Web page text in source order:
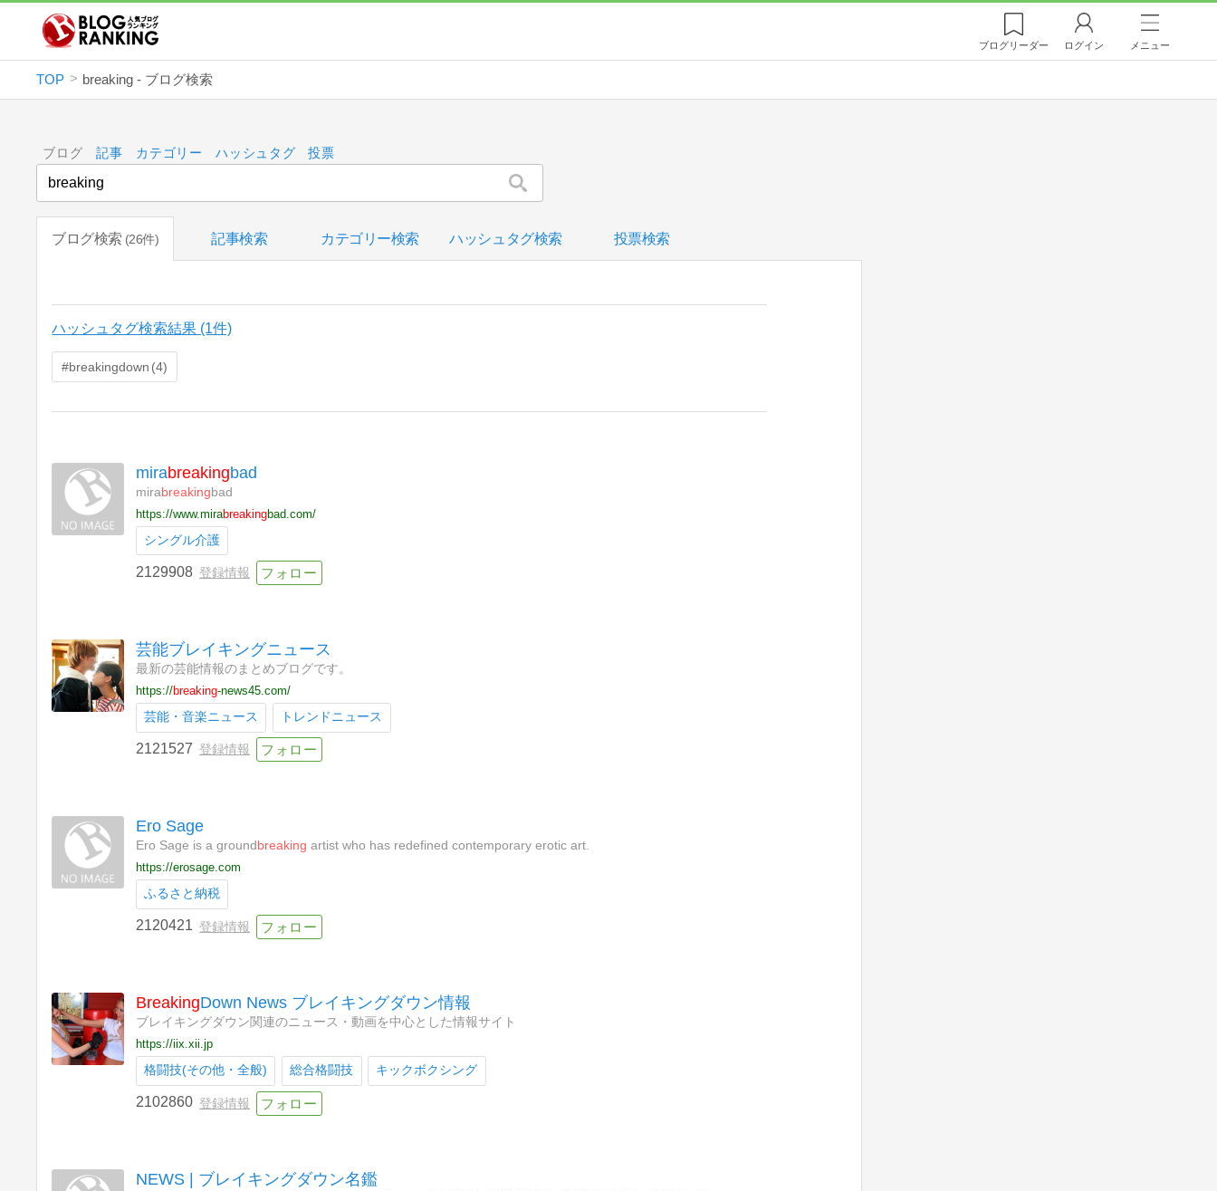
ブログリーダー ログイン メニュー
TOP breaking - ブログ検索
ブログ 記事 カテゴリー ハッシュタグ 投票
ブログ検索 26件 記事検索 カテゴリー検索 ハッシュタグ検索 投票検索
ハッシュタグ検索結果 (1件)
breakingdown 4
mirabreakingbad
mirabreaking bad
https://www.mirabreakingbad.com/
シングル介護
2129908 登録情報
芸能ブレイキングニュース
最新の芸能情報のまとめブログです。
https://breaking-news45.com/
芸能・音楽ニュース
トレンドニュース
2121527 登録情報
Ero Sage
Ero Sage is a ground breaking artist who has redefined contemporary erotic art.
https://erosage.com
ふるさと納税
2120421 登録情報
BreakingDown News ブレイキングダウン情報
ブレイキングダウン関連のニュース・動画を中心とした情報サイト
https://iix.xii.jp
格闘技(その他・全般)
総合格闘技 キックボクシング
2102860 登録情報
NEWS | ブレイキングダウン名鑑